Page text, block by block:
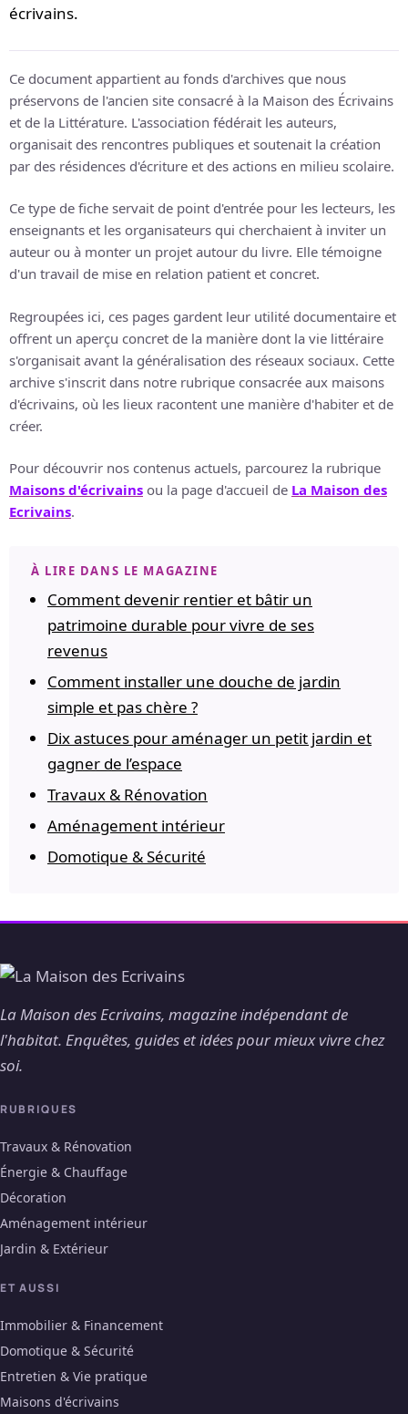
écrivains.
Ce document appartient au fonds d'archives que nous
préservons de l'ancien site consacré à la Maison des Écrivains
et de la Littérature. L'association fédérait les auteurs,
organisait des rencontres publiques et soutenait la création
par des résidences d'écriture et des actions en milieu scolaire.
Ce type de fiche servait de point d'entrée pour les lecteurs, les
enseignants et les organisateurs qui cherchaient à inviter un
auteur ou à monter un projet autour du livre. Elle témoigne
d'un travail de mise en relation patient et concret.
Regroupées ici, ces pages gardent leur utilité documentaire et
offrent un aperçu concret de la manière dont la vie littéraire
s'organisait avant la généralisation des réseaux sociaux. Cette
archive s'inscrit dans notre rubrique consacrée aux maisons
d'écrivains, où les lieux racontent une manière d'habiter et de
créer.
Pour découvrir nos contenus actuels, parcourez la rubrique
Maisons d'écrivains ou la page d'accueil de La Maison des
Ecrivains.
À LIRE DANS LE MAGAZINE
Comment devenir rentier et bâtir un
patrimoine durable pour vivre de ses
revenus
Comment installer une douche de jardin
simple et pas chère ?
Dix astuces pour aménager un petit jardin et
gagner de l’espace
Travaux & Rénovation
Aménagement intérieur
Domotique & Sécurité
La Maison des Ecrivains, magazine indépendant de
l'habitat. Enquêtes, guides et idées pour mieux vivre chez
soi.
RUBRIQUES
Travaux & Rénovation
Énergie & Chauffage
Décoration
Aménagement intérieur
Jardin & Extérieur
ET AUSSI
Immobilier & Financement
Domotique & Sécurité
Entretien & Vie pratique
Maisons d'écrivains